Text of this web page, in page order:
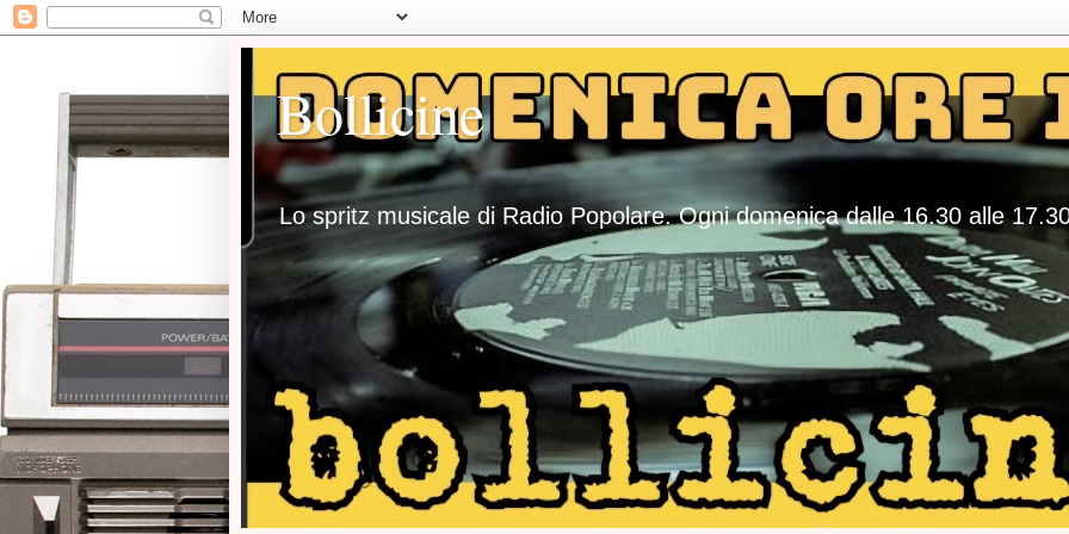
Bollicine
Lo spritz musicale di Radio Popolare. Ogni domenica dalle 16.30 alle